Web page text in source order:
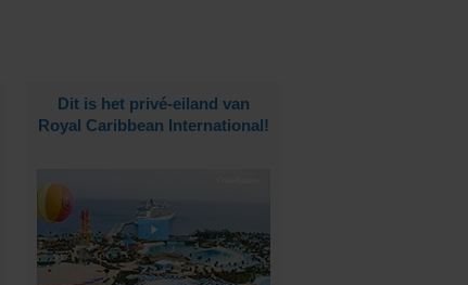
Dit is het privé-eiland van
Royal Caribbean International!